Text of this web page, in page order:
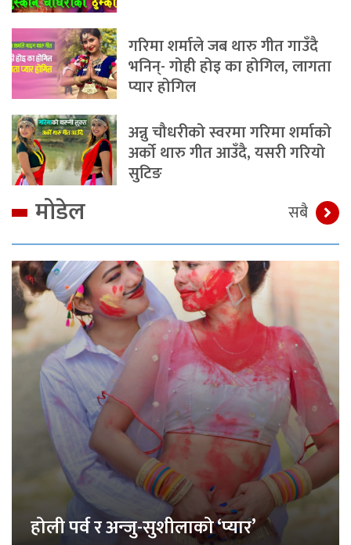
गरिमा शर्माले जब थारु गीत गाउँदै
भनिन्- गोही होइ का होगिल, लागता
प्यार होगिल
अन्नु चौधरीको स्वरमा गरिमा शर्माको
अर्को थारु गीत आउँदै, यसरी गरियो
सुटिङ
मोडेल सबै
होली पर्व र अन्जु-सुशीलाको ‘प्यार’